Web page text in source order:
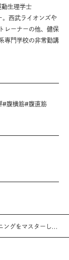
動生理学士
。西武ライオンズや
レーナーの他、健保
専門学校の非常勤講
#腹横筋#腹直筋
ングをマスターしよ